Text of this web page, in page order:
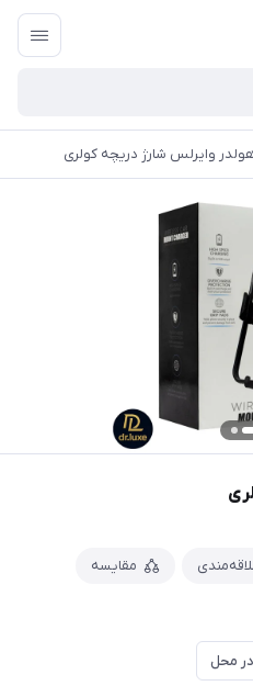
وایرلس شارژ دریچه کولری
مقایسه
محل